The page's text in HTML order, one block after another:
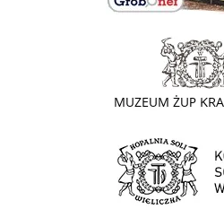
link do strony - Muzeum
link do strony Kopalni Soli